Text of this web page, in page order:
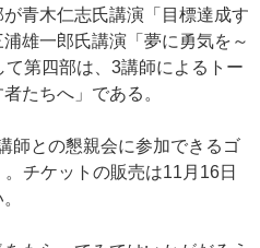
青木仁志氏講演「目標達成す
雄一郎氏講演「夢に勇気を～
第四部は、3講師によるトー
たちへ」である。
師との懇親会に参加できるゴ
チケットの販売は11月16日